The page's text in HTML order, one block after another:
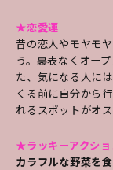
★恋愛運
昔の恋人やモヤモ
う。裏表なくオー
た、気になる人に
くる前に自分から
れるスポットがオス
★ラッキーアクシ
カラフルな野菜を